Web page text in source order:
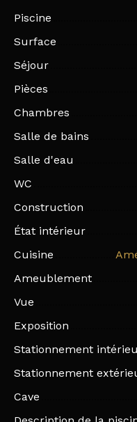
Piscine
Surface
Séjour
Pièces
Chambres
Salle de bains
Salle d'eau
WC
Construction
État intérieur
Cuisine
Ameublement
Vue
Exposition
Stationnement
Stationnement
Cave